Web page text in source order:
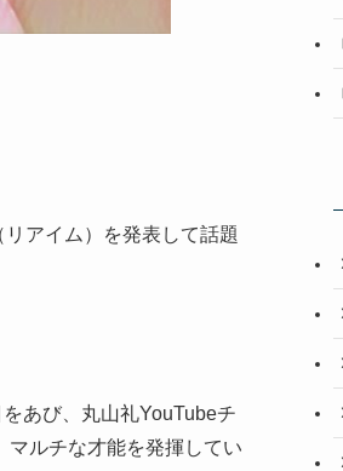
アイム）を発表して話題
あび、丸山礼YouTubeチ
マルチな才能を発揮してい